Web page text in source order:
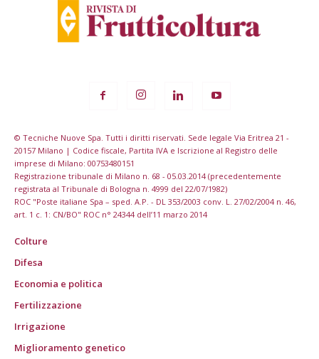
© Tecniche Nuove Spa. Tutti i diritti riservati. Sede legale Via Eritrea 21 -
20157 Milano | Codice fiscale, Partita IVA e Iscrizione al Registro delle
imprese di Milano: 00753480151
Registrazione tribunale di Milano n. 68 - 05.03.2014 (precedentemente
registrata al Tribunale di Bologna n. 4999 del 22/07/1982)
ROC "Poste italiane Spa – sped. A.P. - DL 353/2003 conv. L. 27/02/2004 n. 46,
art. 1 c. 1: CN/BO" ROC n° 24344 dell’11 marzo 2014
Colture
Difesa
Economia e politica
Fertilizzazione
Irrigazione
Miglioramento genetico